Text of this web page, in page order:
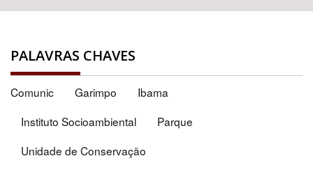
PALAVRAS CHAVES
Comunic Garimpo
Ibama
Instituto Socioambiental
Parque
Unidade de Conservação